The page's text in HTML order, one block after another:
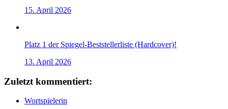
15. April 2026
Platz 1 der Spiegel-Beststellerliste (Hardcover)!
13. April 2026
Zuletzt kommentiert:
Wortspielerin